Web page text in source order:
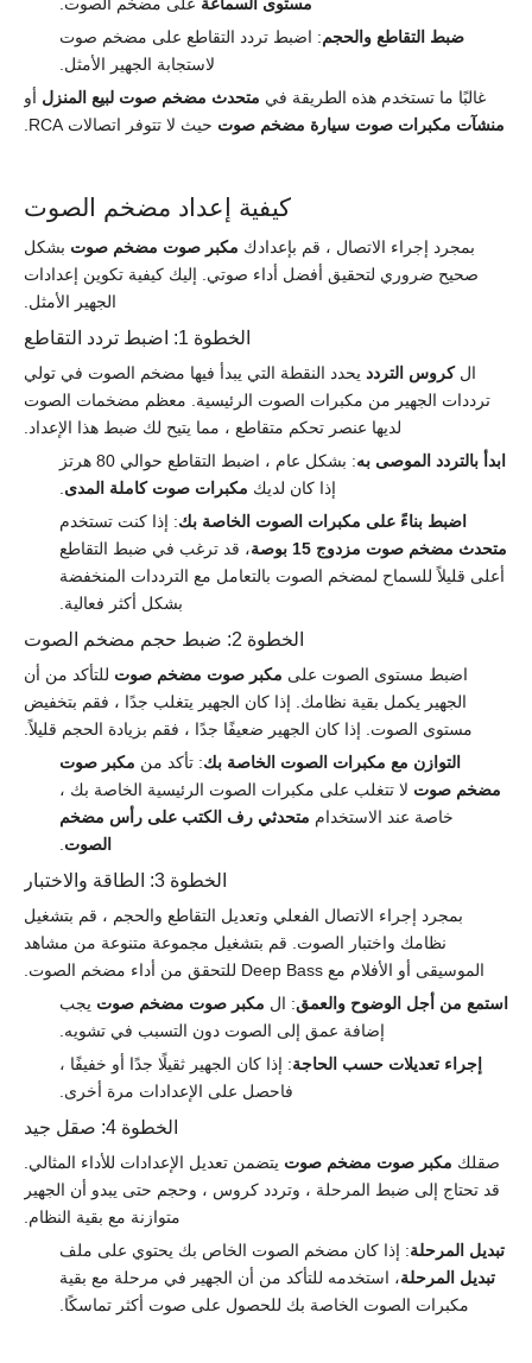
ضبط التقاطع والحجم: اضبط تردد التقاطع على مضخم صوت
لاستجابة الجهير الأمثل.
غالبًا ما تستخدم هذه الطريقة في متحدث مضخم صوت لبيع المنزل أو
منشآت مكبرات صوت سيارة مضخم صوت حيث لا تتوفر اتصالات RCA.
كيفية إعداد مضخم الصوت
بمجرد إجراء الاتصال ، قم بإعدادك مكبر صوت مضخم صوت بشكل
صحيح ضروري لتحقيق أفضل أداء صوتي. إليك كيفية تكوين إعدادات
الجهير الأمثل.
الخطوة 1: اضبط تردد التقاطع
الكروس التردد يحدد النقطة التي يبدأ فيها مضخم الصوت في تولي
ترددات الجهير من مكبرات الصوت الرئيسية. معظم مضخمات الصوت
لديها عنصر تحكم متقاطع ، مما يتيح لك ضبط هذا الإعداد.
ابدأ بالتردد الموصى به
: بشكل عام ، اضبط التقاطع حوالي 80 هرتز
إذا كان لديك مكبرات صوت كاملة المدى
اضبط بناءً على مكبرات الصوت الخاصة بك: إذا كنت تستخدم
متحدث مضخم صوت مزدوج 15 بوصة
، قد ترغب في ضبط التقاطع
أعلى قليلاً للسماح لمضخم الصوت بالتعامل مع الترددات المنخفضة
بشكل أكثر فعالية.
الخطوة 2: ضبط حجم مضخم الصوت
اضبط مستوى الصوت على مكبر صوت مضخم صوت للتأكد من أن
الجهير يكمل بقية نظامك. إذا كان الجهير يتغلب جدًا ، فقم بتخفيض
مستوى الصوت. إذا كان الجهير ضعيفًا جدًا ، فقم بزيادة الحجم قليلاً.
التوازن مع مكبرات الصوت الخاصة بك: تأكد من مكبر صوت
مضخم صوت لا تتغلب على مكبرات الصوت الرئيسية الخاصة بك ،
خاصة عند الاستخدام متحدثي رف الكتب على رأس مضخم
الصوت
الخطوة 3: الطاقة والاختبار
بمجرد إجراء الاتصال الفعلي وتعديل التقاطع والحجم ، قم بتشغيل
نظامك واختبار الصوت. قم بتشغيل مجموعة متنوعة من مشاهد
الموسيقى أو الأفلام مع Deep Bass للتحقق من أداء مضخم الصوت.
استمع من أجل الوضوح والعمق: ال مكبر صوت مضخم صوت يجب
إضافة عمق إلى الصوت دون التسبب في تشويه.
إجراء تعديلات حسب الحاجة: إذا كان الجهير ثقيلًا جدًا أو خفيفًا ،
فاحصل على الإعدادات مرة أخرى.
الخطوة 4: صقل جيد
صقلك مكبر صوت مضخم صوت يتضمن تعديل الإعدادات للأداء المثالي.
قد تحتاج إلى ضبط المرحلة ، وتردد كروس ، وحجم حتى يبدو أن الجهير
متوازنة مع بقية النظام.
تبديل المرحلة: إذا كان مضخم الصوت الخاص بك يحتوي على ملف
تبديل المرحلة، استخدمه للتأكد من أن الجهير في مرحلة مع بقية
مكبرات الصوت الخاصة بك للحصول على صوت أكثر تماسكًا.